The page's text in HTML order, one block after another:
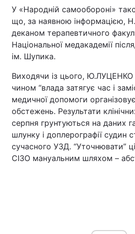
У «Народній самообороні»
що, за наявною інформацією,
деканом терапевтичного
Національної медакадемії
ім. Шупика.
Виходячи із цього,
чином “влада затягує час і
медичної допомоги
обстежень. Результати
серпня грунтуються на даних
шлунку і доплерографії судин
сучасного УЗД. “Уточнювати”
СІЗО мануальним шляхом –